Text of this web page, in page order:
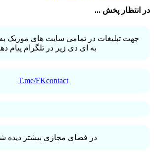
رضایا31
در انتظار پخش ...
جهت تبلیغات در تمامی سایت های موزیک
به ای دی زیر در تلگرام پیام
T.me/FKcontact
در فضای مجازی بیشتر دیده